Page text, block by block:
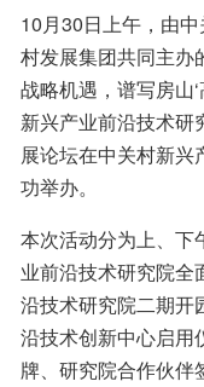
10月30日上午，由
村发展集团共同主办
战略机遇，谱写房山
新兴产业前沿技术研
展论坛在中关村新兴
功举办。
本次活动分为上、下
业前沿技术研究院全
沿技术研究院二期开
沿技术创新中心启用
牌、研究院合作伙伴